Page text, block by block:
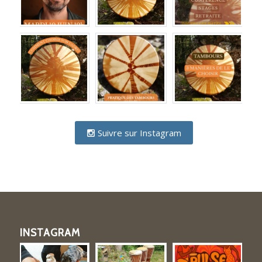
Suivre sur Instagram
INSTAGRAM